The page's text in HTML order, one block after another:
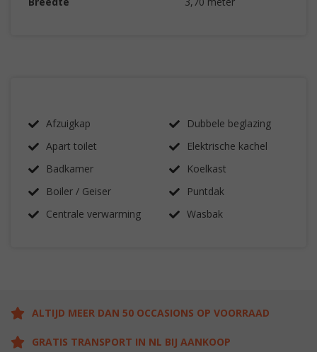
Afzuigkap
Apart toilet
Badkamer
Boiler / Geiser
Centrale verwarming
Dubbele beglazing
Elektrische kachel
Koelkast
Puntdak
Wasbak
ALTIJD MEER DAN 50 OCCASIONS OP VOORRAAD
GRATIS TRANSPORT IN NL BIJ AANKOOP